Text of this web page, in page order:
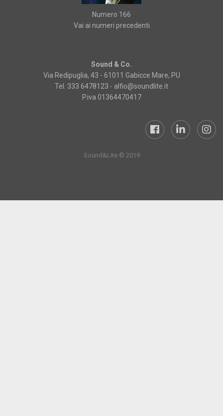
Numero 166
Vai ai numeri precedenti
Sound & Co.
Via Redipuglia, 43 - 61011 Gabicce Mare, PU
Tel. 333 6478123 - alfio@soundlite.it
P.iva 01364470417
Sound&Lite © 2019